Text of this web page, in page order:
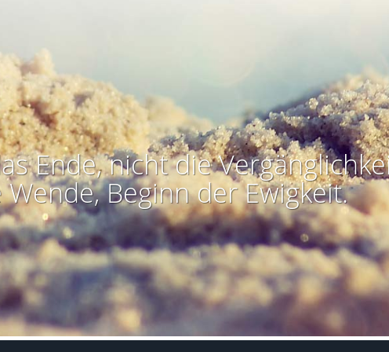
Ende, nicht die
Beginn der Ewigkeit.